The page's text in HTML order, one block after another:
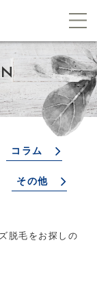
コラム
その他
脱毛をお探しの